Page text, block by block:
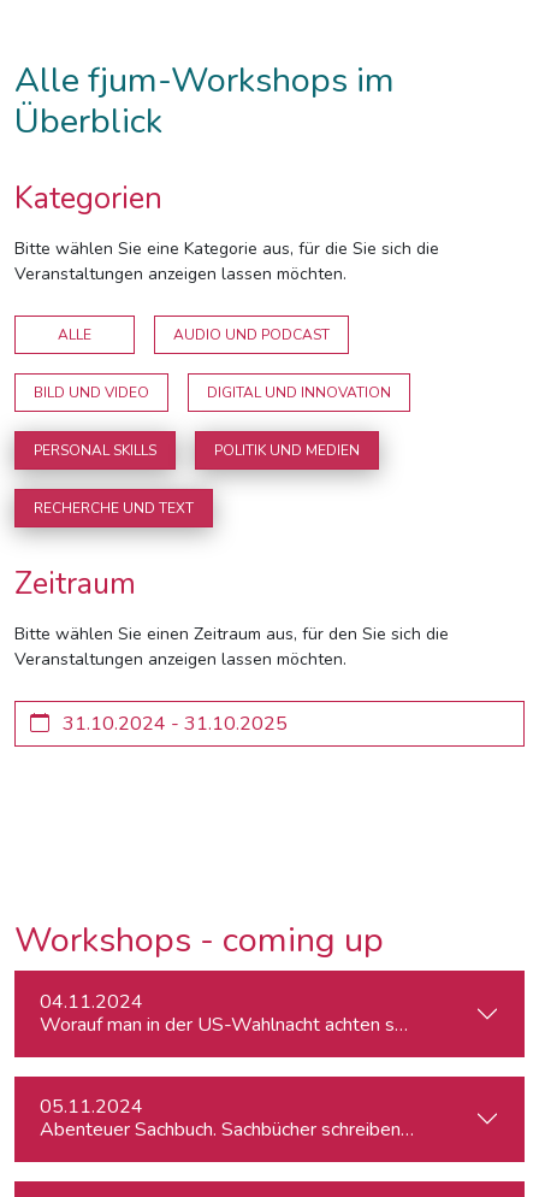
Alle fjum-Workshops im
Überblick
Kategorien
Bitte wählen Sie eine Kategorie aus, für die Sie sich die
Veranstaltungen anzeigen lassen möchten.
ALLE AUDIO UND PODCAST
BILD UND VIDEO DIGITAL UND INNOVATION
PERSONAL SKILLS POLITIK UND MEDIEN
RECHERCHE UND TEXT
Zeitraum
Bitte wählen Sie einen Zeitraum aus, für den Sie sich die
Veranstaltungen anzeigen lassen möchten.
Workshops - coming up
04.11.2024
Worauf man in der US-Wahlnacht achten sollte
05.11.2024
Abenteuer Sachbuch. Sachbücher schreiben für